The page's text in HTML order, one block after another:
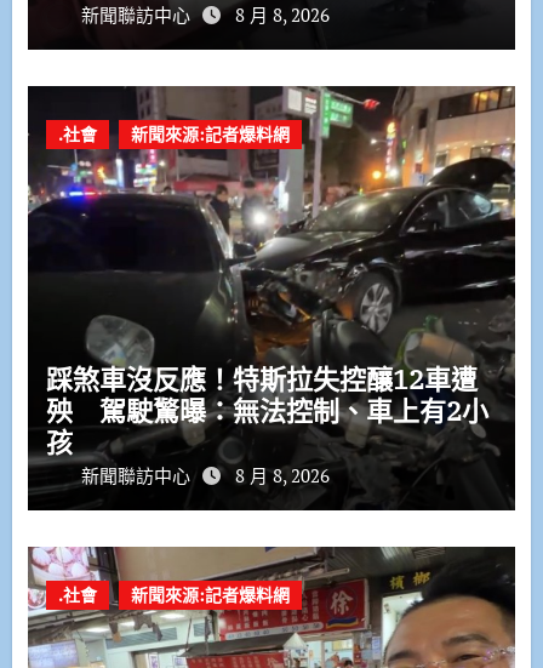
新聞聯訪中心 8 月 8, 2026
.社會 新聞來源:記者爆料網
踩煞車沒反應！特斯拉失控釀12車遭
殃 駕駛驚曝：無法控制、車上有2小
孩
新聞聯訪中心 8 月 8, 2026
.社會 新聞來源:記者爆料網